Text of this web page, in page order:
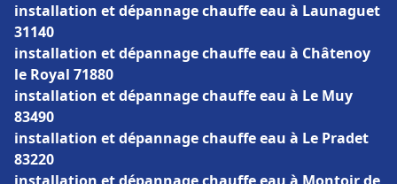
installation et dépannage chauffe eau à Launaguet
31140
installation et dépannage chauffe eau à Châtenoy
le Royal 71880
installation et dépannage chauffe eau à Le Muy
83490
installation et dépannage chauffe eau à Le Pradet
83220